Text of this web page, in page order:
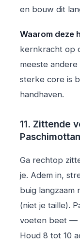
en bouw dit
Waarom deze
kernkracht op
meeste
sterke core is
handhaven.
11. Zittende
Ga rechtop
je. Adem in,
buig langzaam
(niet je taille).
voeten beet —
Houd 8 tot 10